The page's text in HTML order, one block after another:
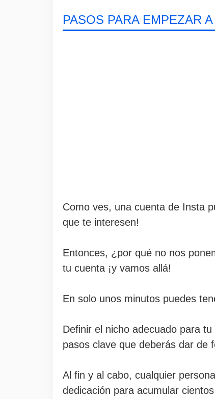
PASOS PARA EMPEZAR
Como ves, una cuenta de Insta
que te interesen!
Entonces, ¿por qué no nos
tu cuenta ¡y vamos allá!
En solo unos minutos puedes
Definir el nicho adecuado para
pasos clave que deberás dar de
Al fin y al cabo, cualquier
dedicación para acumular